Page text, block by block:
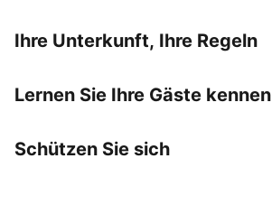
Ihre Unterkunft, Ihre Regeln
Lernen Sie Ihre Gäste kennen
Schützen Sie sich